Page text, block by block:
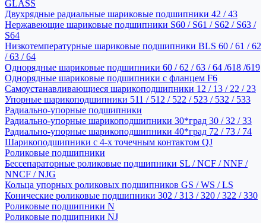
GLASS
Двухрядные радиальные шариковые подшипники 42 / 43
Нержавеющие шариковые подшипники S60 / S61 / S62 / S63 /
S64
Низкотемпературные шариковые подшипники BLS 60 / 61 / 62
/ 63 / 64
Однорядные шариковые подшипники 60 / 62 / 63 / 64 /618 /619
Однорядные шариковые подшипники с фланцем F6
Самоустанавливающиеся шарикоподшипники 12 / 13 / 22 / 23
Упорные шарикоподшипники 511 / 512 / 522 / 523 / 532 / 533
Радиально-упорные подшипники
Радиально-упорные шарикоподшипники 30*град 30 / 32 / 33
Радиально-упорные шарикоподшипники 40*град 72 / 73 / 74
Шарикоподшипники с 4-х точечным контактом QJ
Роликовые подшипники
Бессепараторные роликовые подшипники SL / NCF / NNF /
NNCF / NJG
Кольца упорных роликовых подшипников GS / WS / LS
Конические роликовые подшипники 302 / 313 / 320 / 322 / 330
Роликовые подшипники N
Роликовые подшипники NJ